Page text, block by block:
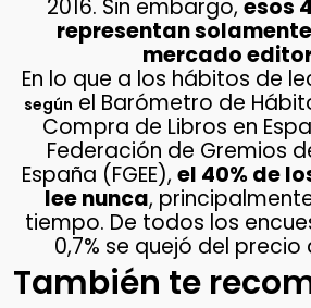
2016. Sin embargo, esos
representan
mercado
En lo que a los hábitos de
según el Barómetro de
Compra de Libros en
Federación de Gremios
España (FGEE), el 40% de
lee nunca,
tiempo. De todos los
0,7% se quejó del precio
También te